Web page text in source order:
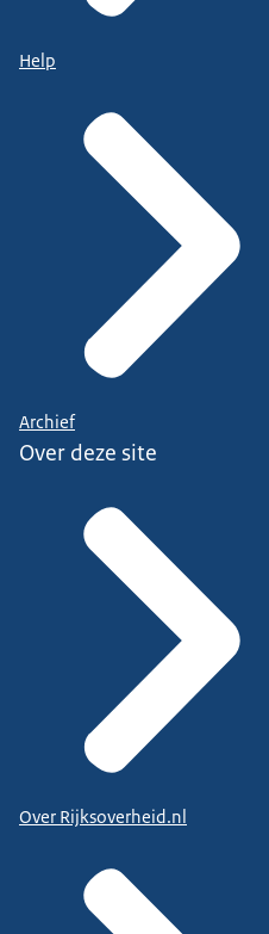
Help
Archief
Over deze site
Over Rijksoverheid.nl